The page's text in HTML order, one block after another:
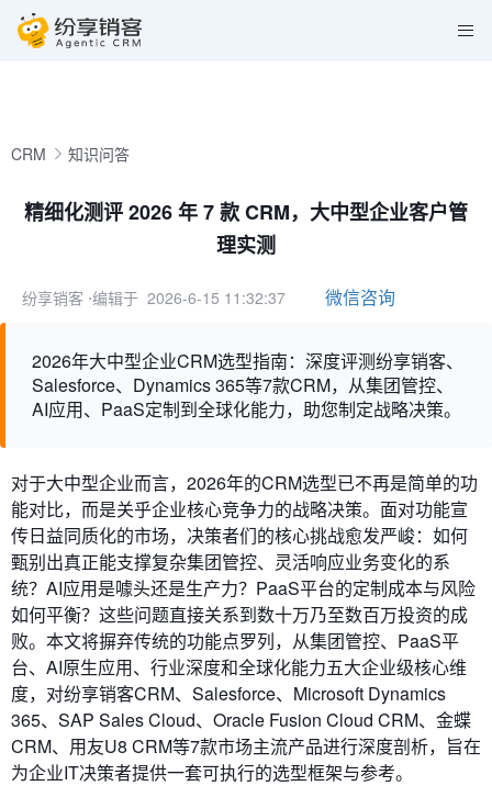
CRM 知识问答
精细化测评 2026 年 7 款 CRM，大中型企业客户管
理实测
纷享销客 ⋅编辑于 2026-6-15 11:32:37 微信咨询
2026年大中型企业CRM选型指南：深度评测纷享销客、
Salesforce、Dynamics 365等7款CRM，从集团管控、
AI应用、PaaS定制到全球化能力，助您制定战略决策。
对于大中型企业而言，2026年的CRM选型已不再是简单的功
能对比，而是关乎企业核心竞争力的战略决策。面对功能宣
传日益同质化的市场，决策者们的核心挑战愈发严峻：如何
甄别出真正能支撑复杂集团管控、灵活响应业务变化的系
统？AI应用是噱头还是生产力？PaaS平台的定制成本与风险
如何平衡？这些问题直接关系到数十万乃至数百万投资的成
败。本文将摒弃传统的功能点罗列，从集团管控、PaaS平
台、AI原生应用、行业深度和全球化能力五大企业级核心维
度，对纷享销客CRM、Salesforce、Microsoft Dynamics
365、SAP Sales Cloud、Oracle Fusion Cloud CRM、金蝶
CRM、用友U8 CRM等7款市场主流产品进行深度剖析，旨在
为企业IT决策者提供一套可执行的选型框架与参考。